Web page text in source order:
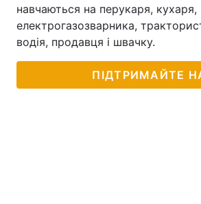
навчаються на перукаря, кухаря,
електрогазозварника,
водія, продавця і швачку.
ПІДТРИМАЙТЕ